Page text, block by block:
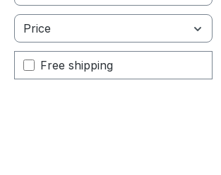
Price
Add filter: Free shipping
Free shipping